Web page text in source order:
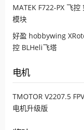
MATEK F722-PX 飞
模块
好盈 hobbywing
控 BLHeli飞塔
电机
TMOTOR V2207.5
电机升级版